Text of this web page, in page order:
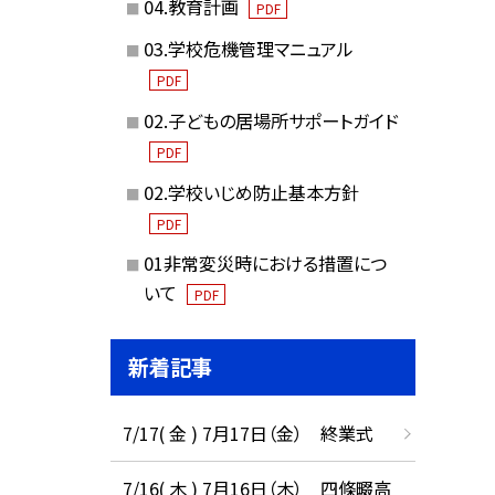
04.教育計画 PDF
03.学校危機管理マニュアル
PDF
02.子どもの居場所サポートガイド
PDF
02.学校いじめ防止基本方針
PDF
01非常変災時における措置につ
いて
PDF
新着記事
7/17( 金 ) 7月17日（金） 終業式
7/16( 木 ) 7月16日（木） 四條畷高